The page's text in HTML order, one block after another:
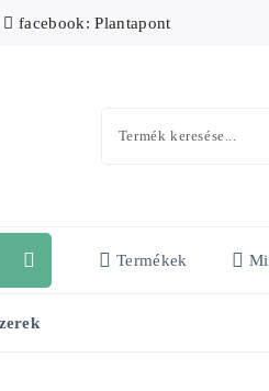
facebook: Plantapont
Termékek